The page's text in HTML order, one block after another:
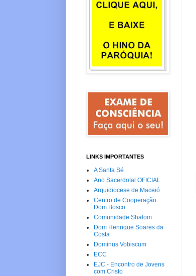
LINKS IMPORTANTES
A Santa Sé
Ano Sacerdotal OFICIAL
Arquidiocese de Maceió
Centro de Cooperação
Dom Bosco
Comunidade Shalom
Dom Henrique Soares da
Costa
Dominus Vobiscum
ECC
EJC - Encontro de Jovens
com Cristo